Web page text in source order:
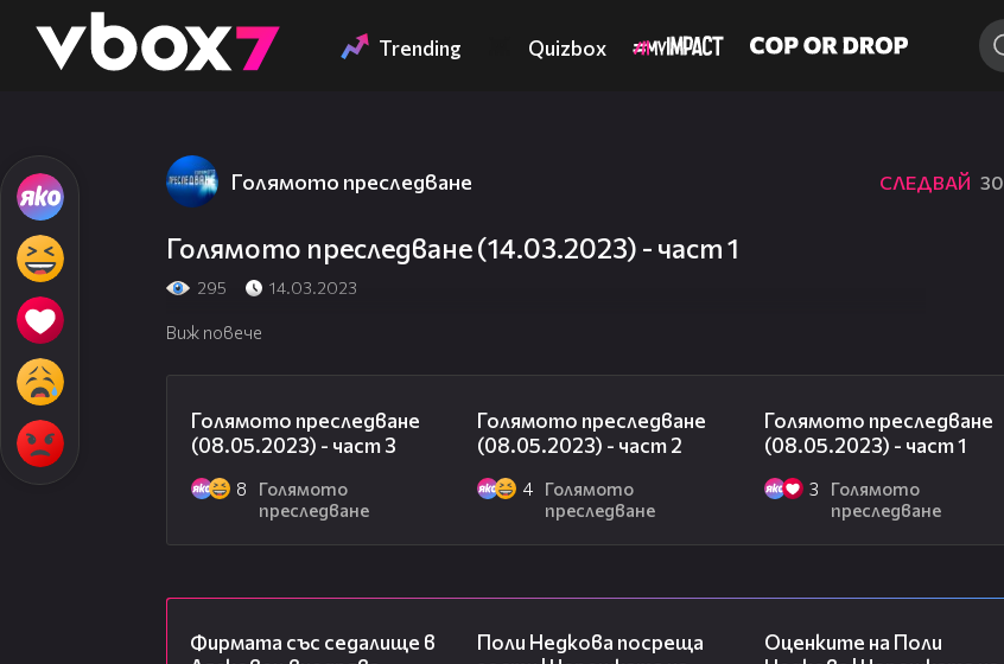
👾 Trending Quizbox
Голямото преследване СЛЕДВАЙ 30
Голямото преследване (14.03.2023) - част 1
295 14.03.2023
Виж повече
Голямото преследване
(08.05.2023) - част 3
8
Голямото
преследване
Голямото преследване
(08.05.2023) - част 2
4
Голямото
преследване
Голямото преследване
(08.05.2023) - част 1
3
Голямото
преследване
Фирмата със седалище в
Поли Недкова посреща
Оценките на Поли